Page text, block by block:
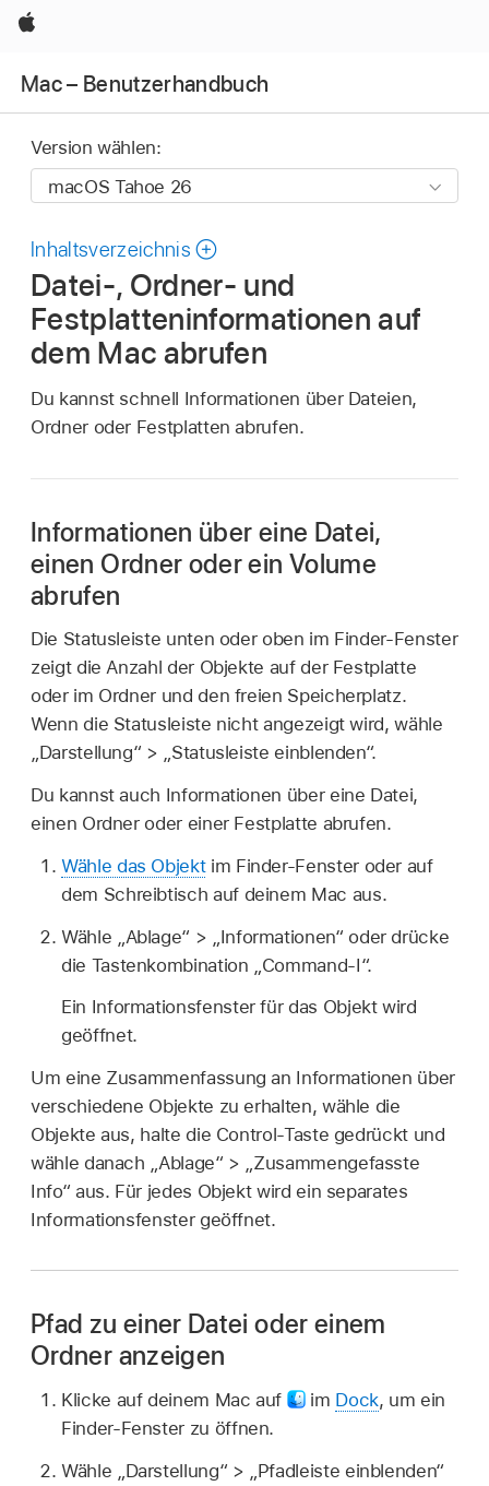
Apple
Mac – Benutzerhandbuch
Version wählen:
Inhaltsverzeichnis
Datei-, Ordner- und
Festplatteninformationen auf
dem Mac abrufen
Du kannst schnell Informationen über Dateien,
Ordner oder Festplatten abrufen.
Informationen über eine Datei,
einen Ordner oder ein Volume
abrufen
Die Statusleiste unten oder oben im Finder-Fenster
zeigt die Anzahl der Objekte auf der Festplatte
oder im Ordner und den freien Speicherplatz.
Wenn die Statusleiste nicht angezeigt wird, wähle
„Darstellung“ > „Statusleiste einblenden“.
Du kannst auch Informationen über eine Datei,
einen Ordner oder einer Festplatte abrufen.
Wähle das Objektim Finder-Fenster oder auf
dem Schreibtisch auf deinem Mac aus.
Wähle „Ablage“ > „Informationen“ oder drücke
die Tastenkombination „Command-I“.
Ein Informationsfenster für das Objekt wird
geöffnet.
Um eine Zusammenfassung an Informationen über
verschiedene Objekte zu erhalten, wähle die
Objekte aus, halte die Control-Taste gedrückt und
wähle danach „Ablage“ > „Zusammengefasste
Info“ aus. Für jedes Objekt wird ein separates
Informationsfenster geöffnet.
Pfad zu einer Datei oder einem
Ordner anzeigen
Klicke auf deinem Mac auf im Dock, um ein
Finder-Fenster zu öffnen.
Wähle „Darstellung“ > „Pfadleiste einblenden“